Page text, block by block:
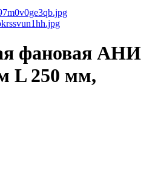
фановая АНИ
L 250 мм,